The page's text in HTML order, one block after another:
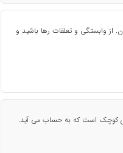
از وابستگی و تعلقات رها باشید و
کوچک است که به حساب می آید.